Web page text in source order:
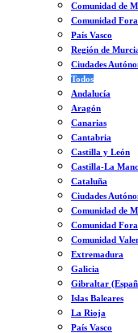
Comunidad de
Comunidad
País Vasco
Región de
Ciudades
Todos
Andalucía
Aragón
Canarias
Cantabria
Castilla y León
Castilla-La
Cataluña
Ciudades
Comunidad de
Comunidad
Comunidad
Extremadura
Galicia
Gibraltar
Islas Baleares
La Rioja
País Vasco